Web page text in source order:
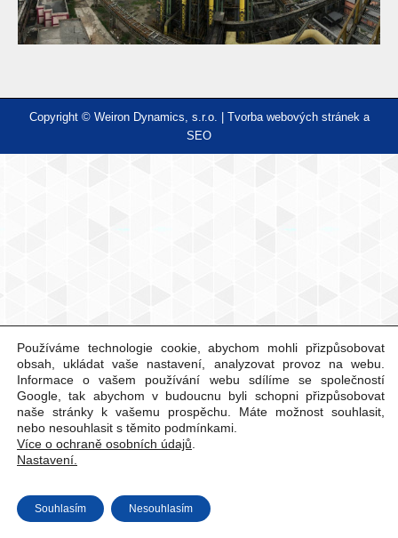
Copyright © Weiron Dynamics, s.r.o. | Tvorba webových stránek a
SEO
Používáme technologie cookie, abychom mohli přizpůsobovat
obsah, ukládat vaše nastavení, analyzovat provoz na webu.
Informace o vašem používání webu sdílíme se společností
Google, tak abychom v budoucnu byli schopni přizpůsobovat
naše stránky k vašemu prospěchu. Máte možnost souhlasit,
nebo nesouhlasit s těmito podmínkami.
Více o ochraně osobních údajů
Nastavení.
Souhlasím Nesouhlasím